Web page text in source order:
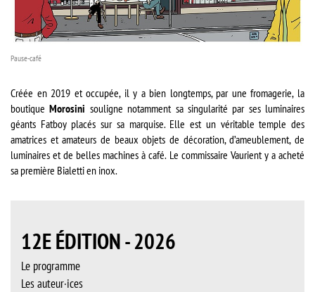
Pause-café
Créée en 2019 et occupée, il y a bien longtemps, par une fromagerie, la
boutiqueMorosini souligne notamment sa singularité par ses luminaires
géants Fatboy placés sur sa marquise. Elle est un véritable temple des
amatrices et amateurs de beaux objets de décoration, d’ameublement, de
luminaires et de belles machines à café. Le commissaire Vaurient y a acheté
sa première Bialetti en inox.
12E ÉDITION - 2026
Le programme
Les auteur·ices